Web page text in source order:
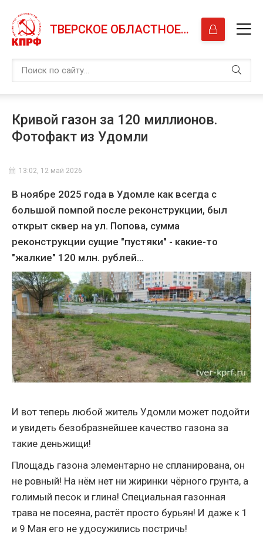
ТВЕРСКОЕ ОБЛАСТНОЕ ОТДЕЛЕНИЕ КПРФ
Кривой газон за 120 миллионов.
Фотофакт из Удомли
13:02, 12 май 2026
В ноябре 2025 года в Удомле как всегда с
большой помпой после реконструкции, был
открыт сквер на ул. Попова, сумма
реконструкции сущие "пустяки" - какие-то
"жалкие" 120 млн. рублей...
И вот теперь любой житель Удомли может подойти
и увидеть безобразнейшее качество газона за
такие деньжищи!
Площадь газона элементарно не спланирована, он
не ровный! На нём нет ни жиринки чёрного грунта, а
голимый песок и глина! Специальная газонная
трава не посеяна, растёт просто бурьян! И даже к 1
и 9 Мая его не удосужились постричь!